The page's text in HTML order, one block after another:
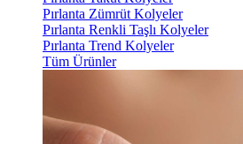
Pırlanta Zümrüt Kolyeler
Pırlanta Renkli Taşlı Kolyeler
Pırlanta Trend Kolyeler
Tüm Ürünler